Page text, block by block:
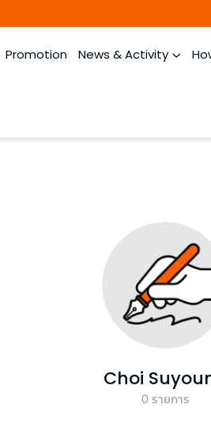
Promotion News & Activity
Choi
0 รายการ